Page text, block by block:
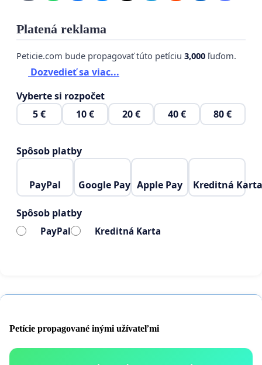
Platená reklama
Peticie.com bude propagovať túto petíciu 3,000 ľuďom.
Dozvedieť sa viac...
Vyberte si rozpočet
5 €
10 € 20 € 40 € 80 €
Spôsob platby
PayPal Google Pay Apple Pay Kreditná Karta
Spôsob platby
PayPal Kreditná Karta
Petície propagované inými užívateľmi